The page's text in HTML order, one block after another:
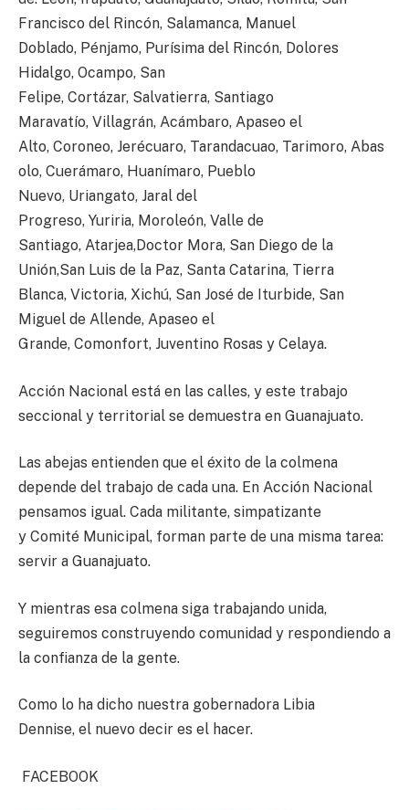
Francisco del Rincón, Salamanca, Manuel
Doblado, Pénjamo, Purísima del Rincón, Dolores
Hidalgo, Ocampo, San
Felipe, Cortázar, Salvatierra, Santiago
Maravatío, Villagrán, Acámbaro, Apaseo el
Alto, Coroneo, Jerécuaro, Tarandacuao, Tarimoro, Abas
olo, Cuerámaro, Huanímaro, Pueblo
Nuevo, Uriangato, Jaral del
Progreso, Yuriria, Moroleón, Valle de
Santiago, Atarjea,Doctor Mora, San Diego de la
Unión,San Luis de la Paz, Santa Catarina, Tierra
Blanca, Victoria, Xichú, San José de Iturbide, San
Miguel de Allende, Apaseo el
Grande, Comonfort, Juventino Rosas y Celaya.
Acción Nacional está en las calles, y este trabajo
seccional y territorial se demuestra en Guanajuato.
Las abejas entienden que el éxito de la colmena
depende del trabajo de cada una. En Acción Nacional
pensamos igual. Cada militante, simpatizante
y Comité Municipal, forman parte de una misma tarea:
servir a Guanajuato.
Y mientras esa colmena siga trabajando unida,
seguiremos construyendo comunidad y respondiendo a
la confianza de la gente.
Como lo ha dicho nuestra gobernadora Libia
Dennise, el nuevo decir es el hacer.
FACEBOOK